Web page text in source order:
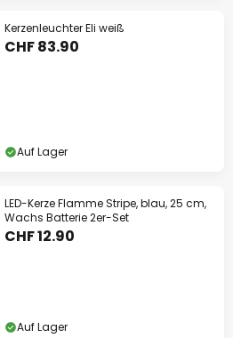
Kerzenleuchter Eli weiß
CHF 83.90
Auf Lager
LED-Kerze Flamme Stripe, blau, 25 cm,
Wachs Batterie 2er-Set
CHF 12.90
Auf Lager